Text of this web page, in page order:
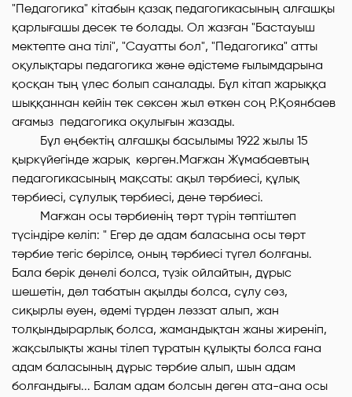
"Педагогика" кітабын қазақ педагогикасының алғашқы
қарлығашы десек те болады. Ол жазған "Бастауыш
мектепте ана тілі", "Сауатты бол", "Педагогика" атты
оқулықтары педагогика және әдістеме ғылымдарына
қосқан тың үлес болып саналады. Бұл кітап жарыққа
шыққаннан кейін тек сексен жыл өткен соң Р.Қоянбаев
ағамыз педагогика оқулығын жазады.
Бұл еңбектің алғашқы басылымы 1922 жылы 15
қыркүйегінде жарық көрген.Мағжан Жұмабаевтың
педагогикасының мақсаты: ақыл тәрбиесі, құлық
тәрбиесі, сұлулық тәрбиесі, дене тәрбиесі.
Мағжан осы тәрбиенің төрт түрін тәптіштеп
түсіндіре келіп: " Егер де адам баласына осы төрт
тәрбие тегіс берілсе, оның тәрбиесі түгел болғаны.
Бала берік денелі болса, түзік ойлайтын, дұрыс
шешетін, дәл табатын ақылды болса, сұлу сөз,
сиқырлы әуен, әдемі түрден ләззат алып, жан
толқындырарлық болса, жамандықтан жаны жиреніп,
жақсылықты жаны тілеп тұратын құлықты болса ғана
адам баласының дұрыс тәрбие алып, шын адам
болғандығы... Балам адам болсын деген ата-ана осы